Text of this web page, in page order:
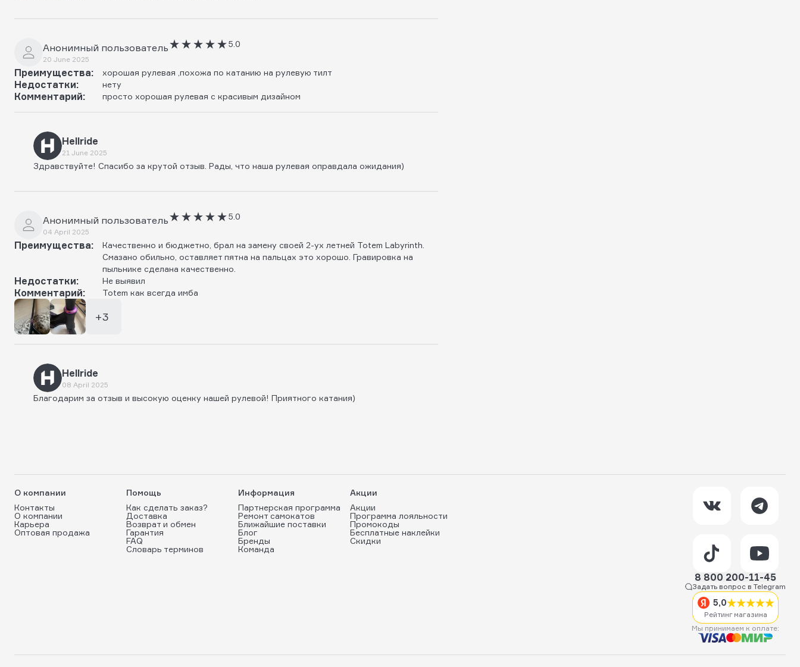
Анонимный пользователь
20 June 2025
5.0
Преимущества: хорошая рулевая ,похожа по катанию на рулевую тилт
Недостатки: нету
Комментарий: просто хорошая рулевая с красивым дизайном
Hellride
21 June 2025
Здравствуйте! Спасибо за крутой отзыв. Рады, что наша рулевая оправдала ожидания)
Анонимный пользователь
04 April 2025
5.0
Преимущества:
Качественно и бюджетно, брал на замену своей 2-ух летней Totem Labyrinth.
Смазано обильно, оставляет пятна на пальцах это хорошо. Гравировка на
пыльнике сделана качественно.
Недостатки: Не выявил
Комментарий: Totem как всегда имба
+3
Hellride
08 April 2025
Благодарим за отзыв и высокую оценку нашей рулевой! Приятного катания)
О компании
Контакты
О компании
Карьера
Оптовая продажа
Помощь
Как сделать заказ?
Доставка
Возврат и обмен
Гарантия
FAQ
Словарь терминов
Информация
Партнерская программа
Ремонт самокатов
Ближайшие поставки
Блог
Бренды
Команда
Акции
Акции
Программа лояльности
Промокоды
Бесплатные наклейки
Скидки
8 800 200-11-45
Задать вопрос в Telegram
5,0
Рейтинг магазина
Мы принимаем к оплате: